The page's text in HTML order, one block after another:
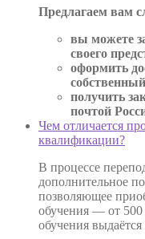
Предлагаем вам
вы можете
своего
оформить
получить
почтой
Чем отличается
квалификации?
В процессе
дополнительное
позволяющее
обучения — от 500
обучения